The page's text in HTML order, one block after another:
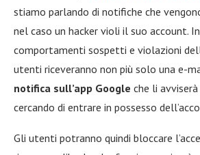
stiamo parlando di notifiche che
nel caso un hacker violi il suo account.
comportamenti sospetti e violazioni
utenti riceveranno non più solo una e-
notifica sull’app Google che li
cercando di entrare in possesso
Gli utenti potranno quindi bloccare